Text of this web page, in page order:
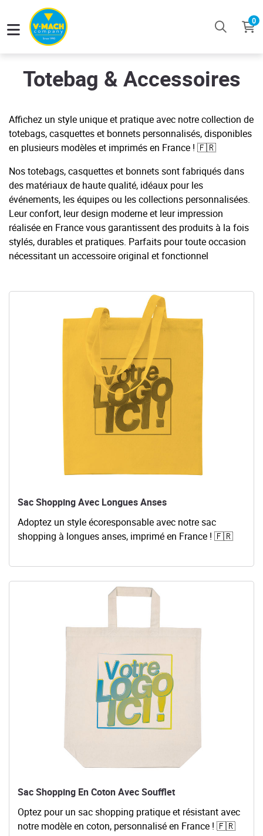
0
Totebag & Accessoires
Affichez un style unique et pratique avec notre collection de
totebags, casquettes et bonnets personnalisés, disponibles
en plusieurs modèles et imprimés en France ! 🇫🇷
Nos totebags, casquettes et bonnets sont fabriqués dans
des matériaux de haute qualité, idéaux pour les
événements, les équipes ou les collections personnalisées.
Leur confort, leur design moderne et leur impression
réalisée en France vous garantissent des produits à la fois
stylés, durables et pratiques. Parfaits pour toute occasion
nécessitant un accessoire original et fonctionnel
Sac Shopping Avec Longues Anses
Adoptez un style écoresponsable avec notre sac
shopping à longues anses, imprimé en France ! 🇫🇷
Voir les détails Sac Shopping Avec Longues Anses
Sac Shopping En Coton Avec Soufflet
Optez pour un sac shopping pratique et résistant avec
notre modèle en coton, personnalisé en France ! 🇫🇷
Voir les détails Sac Shopping En Coton Avec Soufflet